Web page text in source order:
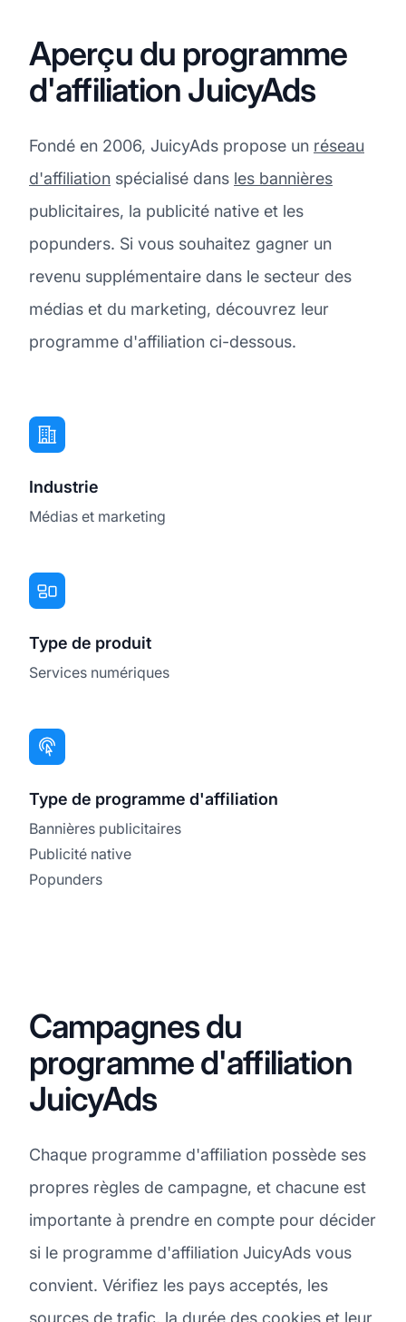
Aperçu du programme
d'affiliation JuicyAds
Fondé en 2006, JuicyAds propose un réseau
d'affiliation spécialisé dans les bannières
publicitaires, la publicité native et les
popunders. Si vous souhaitez gagner un
revenu supplémentaire dans le secteur des
médias et du marketing, découvrez leur
programme d'affiliation ci-dessous.
Industrie
Médias et marketing
Type de produit
Services numériques
Type de programme d'affiliation
Bannières publicitaires
Publicité native
Popunders
Campagnes du
programme d'affiliation
JuicyAds
Chaque programme d'affiliation possède ses
propres règles de campagne, et chacune est
importante à prendre en compte pour décider
si le programme d'affiliation JuicyAds vous
convient. Vérifiez les pays acceptés, les
sources de trafic, la durée des cookies et leur